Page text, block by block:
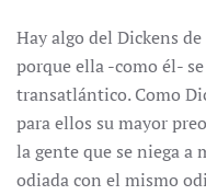
Hay algo del Dickens
porque ella -como él-
transatlántico. Como
para ellos su mayor
la gente que se niega a
odiada con el mismo